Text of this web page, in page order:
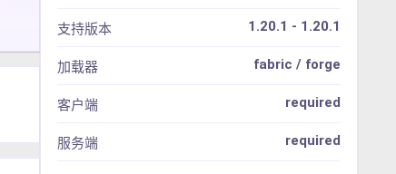
支持版本 1.20.1 - 1.20.1
加载器 fabric / forge
客户端 required
服务端 required